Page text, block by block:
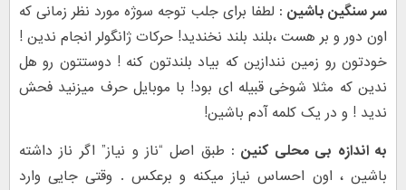
سر سنگین باشین : لطفا برای جلب توجه سوژه مورد نظر زمانی که
اون دور و بر هست ،بلند بلند نخندید! حرکات ژانگولر انجام ندین !
خودتون رو زمین نندازین که بیاد بلندتون کنه ! دوستتون رو هل
ندین که مثلا شوخی قبیله ای بود! با موبایل حرف میزنید فحش
ندید ! و در یک کلمه آدم باشین!
به اندازه بی محلی کنین: طبق اصل “ناز و نیاز” اگر ناز داشته
باشین ، اون احساس نیاز میکنه و برعکس . وقتی جایی وارد